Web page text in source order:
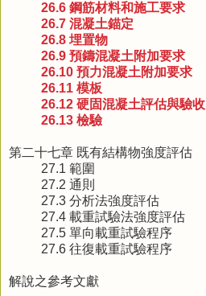
26.6 鋼筋材料和施工要求
26.7 混凝土錨定
26.8 埋置物
26.9 預鑄混凝土附加要求
26.10 預力混凝土附加要求
26.11 模板
26.12 硬固混凝土評估與驗收
26.13 檢驗
第二十七章 既有結構物強度評估
27.1 範圍
27.2 通則
27.3 分析法強度評估
27.4 載重試驗法強度評估
27.5 單向載重試驗程序
27.6 往復載重試驗程序
解說之參考文獻